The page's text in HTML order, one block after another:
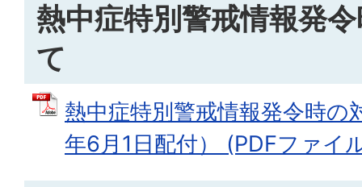
熱中症特別警戒情報発
て
熱中症特別警戒情報発令時の
年6月1日配付） (PDFファイ